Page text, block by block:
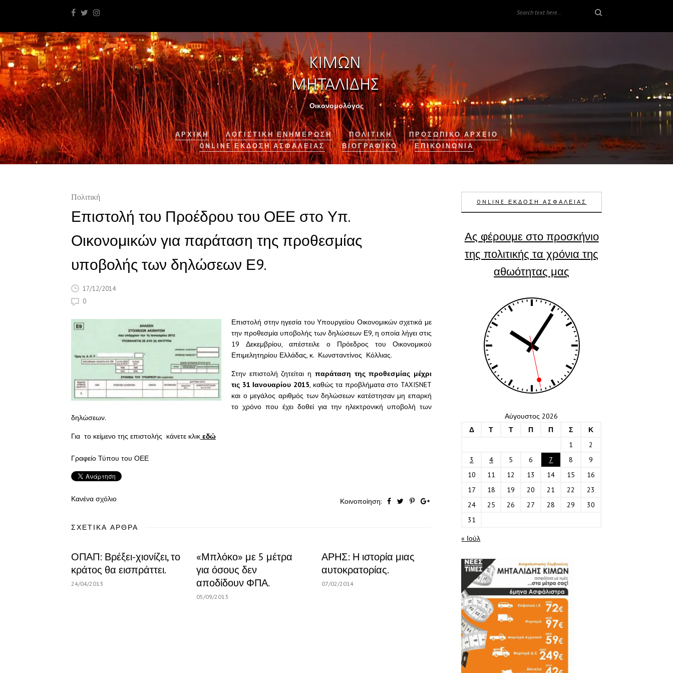
Οικονομολόγος
ΑΡΧΙΚΉ ΛΟΓΙΣΤΙΚΉ ΕΝΗΜΈΡΩΣΗ ΠΟΛΙΤΙΚΗ
ΠΡΟΣΩΠΙΚΟ ΑΡΧΕΙΟ
ONLINE ΈΚΔΟΣΗ ΑΣΦΆΛΕΙΑΣ
ΒΙΟΓΡΑΦΙΚΌ ΕΠΙΚΟΙΝΩΝΊΑ
Πολιτική
Επιστολή του Προέδρου του ΟΕΕ στο Υπ.
Οικονομικών για παράταση της προθεσμίας
υποβολής των δηλώσεων Ε9.
17/12/2014
0
Επιστολή στην ηγεσία του Υπουργείου Οικονομικών σχετικά με
την προθεσμία υποβολής των δηλώσεων Ε9, η οποία λήγει στις
19 Δεκεμβρίου, απέστειλε ο Πρόεδρος του Οικονομικού
Επιμελητηρίου Ελλάδας, κ. Κωνσταντίνος Κόλλιας.
Στην επιστολή ζητείται η παράταση της προθεσμίας μέχρι
τις 31 Ιανουαρίου 2015, καθώς τα προβλήματα στο TAXISNET
και ο μεγάλος αριθμός των δηλώσεων κατέστησαν μη επαρκή
το χρόνο που έχει δοθεί για την ηλεκτρονική υποβολή των
δηλώσεων.
Για το κείμενο της επιστολής κάνετε κλικ εδώ
Γραφείο Τύπου του ΟΕΕ
Κανένα σχόλιο Κοινοποίηση:
ΣΧΕΤΙΚΆ ΆΡΘΡΑ
ΟΠΑΠ: Βρέξει-χιονίζει, το
κράτος θα εισπράττει.
24/04/2013
«Μπλόκο» με 5 μέτρα
για όσους δεν
αποδίδουν ΦΠΑ.
05/09/2013
ΑΡΗΣ: Η ιστορία μιας
αυτοκρατορίας.
07/02/2014
ONLINE ΕΚΔΟΣΗ ΑΣΦΑΛΕΙΑΣ
Ας φέρουμε στο προσκήνιο
της πολιτικής τα χρόνια της
αθωότητας μας
Αύγουστος 2026
Δ
Τ Τ Π Π Σ
Κ
1
2
3
4 5 6 7 8
9
10
11 12 13 14 15
16
17
18 19 20 21 22
23
24
25 26 27 28 29
30
31
« Ιούλ